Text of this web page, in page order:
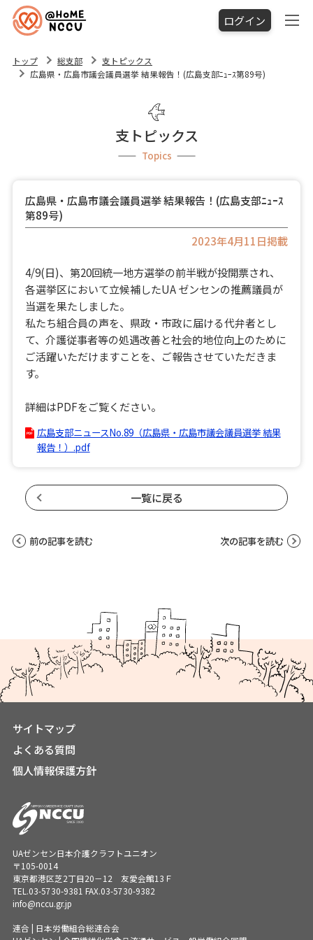
ログイン
トップ 総支部
支トピックス
広島県・広島市議会議員選挙 結果報告！(広島支部ﾆｭｰｽ第89号)
支トピックス
Topics
広島県・広島市議会議員選挙 結果報告！(広島支部ﾆｭｰｽ
第89号)
2023年4月11日掲載
4/9(日)、第20回統一地方選挙の前半戦が投開票され、
各選挙区において立候補したUA ゼンセンの推薦議員が
当選を果たしました。
私たち組合員の声を、県政・市政に届ける代弁者とし
て、介護従事者等の処遇改善と社会的地位向上のために
ご活躍いただけますことを、ご報告させていただきま
す。
詳細はPDFをご覧ください。
広島支部ニュースNo.89（広島県・広島市議会議員選挙 結果
報告！）.pdf
一覧に戻る
前の記事を読む 次の記事を読む
サイトマップ
よくある質問
個人情報保護方針
UAゼンセン日本介護クラフトユニオン
〒105-0014
東京都港区芝2丁目20－12 友愛会館13Ｆ
TEL.03-5730-9381 FAX.03-5730-9382
info@nccu.gr.jp
連合 | 日本労働組合総連合会